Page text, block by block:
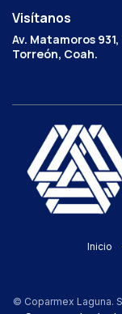
Visítanos
Av. Matamoros
Torreón, Coah.
Inicio
© Coparmex Laguna.